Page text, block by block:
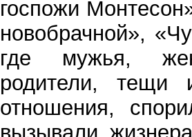
госпожи
новобрачной»,
где мужья,
родители, тещи
отношения,